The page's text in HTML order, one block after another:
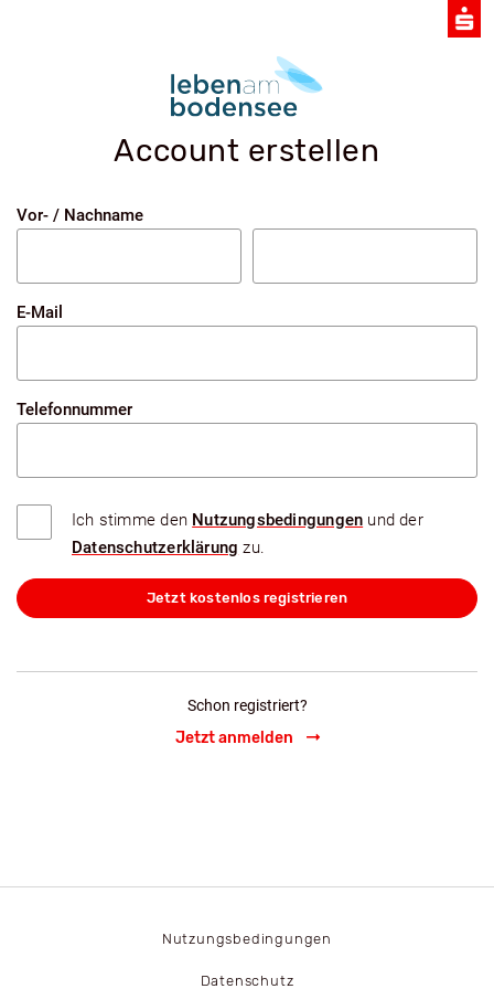
Account erstellen
Vor- / Nachname
E-Mail
Telefonnummer
Ich stimme den Nutzungsbedingungen und der
Datenschutzerklärung zu.
Jetzt kostenlos registrieren
Schon registriert?
Jetzt anmelden
Nutzungsbedingungen
Datenschutz